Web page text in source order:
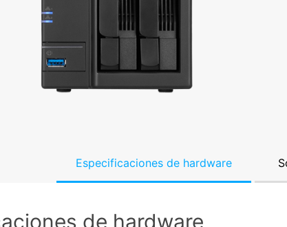
Especificaciones de hardware
de hardware